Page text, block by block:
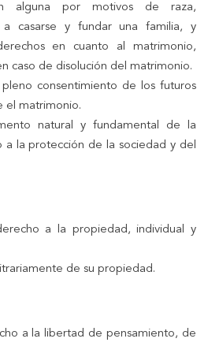
alguna por motivos de raza,
a casarse y fundar una familia, y
en cuanto al matrimonio,
caso de disolución del matrimonio.
consentimiento de los futuros
el matrimonio.
natural y fundamental de la
la protección de la sociedad y del
a la propiedad, individual y
de su propiedad.
a la libertad de pensamiento, de